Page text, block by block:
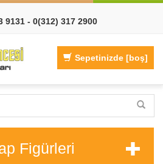
9131 - 0(312) 317 2900
Sepetinizde [boş]
Figürleri